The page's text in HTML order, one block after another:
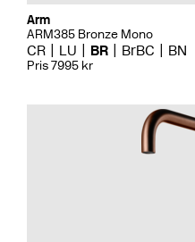
Arm
ARM385 Bronze Mono
CR LU BR BrBC BN
Pris 7995 kr